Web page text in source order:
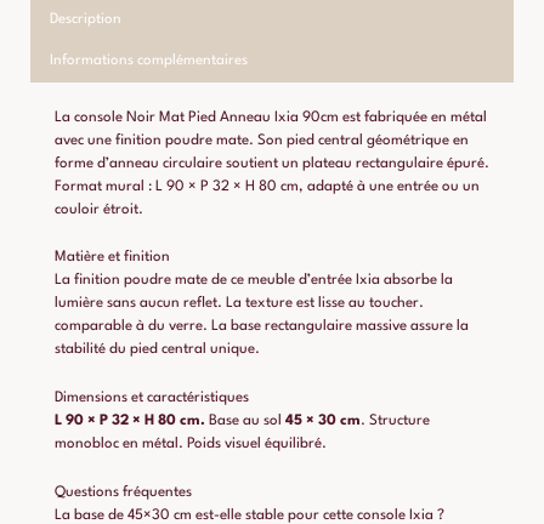
Description
Informations complémentaires
La console Noir Mat Pied Anneau Ixia 90cm est fabriquée en métal
avec une finition poudre mate. Son pied central géométrique en
forme d’anneau circulaire soutient un plateau rectangulaire épuré.
Format mural : L 90 × P 32 × H 80 cm, adapté à une entrée ou un
couloir étroit.
Matière et finition
La finition poudre mate de ce meuble d’entrée Ixia absorbe la
lumière sans aucun reflet. La texture est lisse au toucher.
comparable à du verre. La base rectangulaire massive assure la
stabilité du pied central unique.
Dimensions et caractéristiques
L 90 × P 32 × H 80 cm. Base au sol 45 × 30 cm. Structure
monobloc en métal. Poids visuel équilibré.
Questions fréquentes
La base de 45×30 cm est-elle stable pour cette console Ixia ?